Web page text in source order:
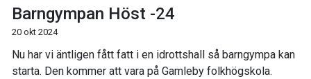
Barngympan Höst -24
20 okt 2024
Nu har vi äntligen fått fatt i en idrottshall så barngympa kan
starta. Den kommer att vara på Gamleby folkhögskola.